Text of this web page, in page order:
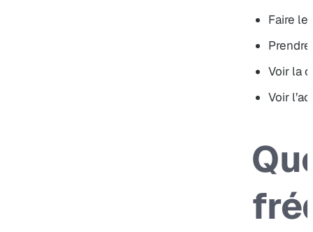
Faire
Voir la
Voir